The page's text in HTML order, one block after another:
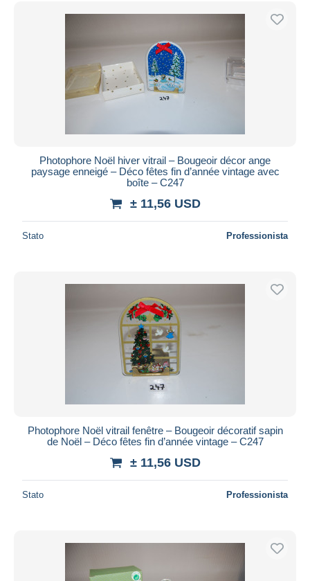
Spedizione gratuita
PayPal
Bonifico bancario
Visa
Bancontact
Maestro
Residenza del venditore
Tutto il mondo
Aggiorna
Photophore Noël hiver vitrail – Bougeoir décor ange
paysage enneigé – Déco fêtes fin d’année vintage avec
boîte – C247
± 11,56 USD
Stato Professionista
Photophore Noël vitrail fenêtre – Bougeoir décoratif sapin
de Noël – Déco fêtes fin d’année vintage – C247
± 11,56 USD
Stato Professionista